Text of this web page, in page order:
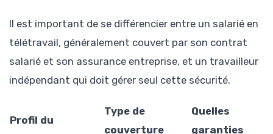
Il est important de se différencier entre un salarié en
télétravail, généralement couvert par son contrat
salarié et son assurance entreprise, et un travailleur
indépendant qui doit gérer seul cette sécurité.
Profil du
Type de
couverture
Quelles
garanties